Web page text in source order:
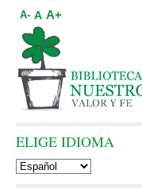
A- A A+
ELIGE IDIOMA